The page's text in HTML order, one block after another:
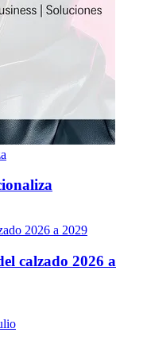
calzado 2026 a